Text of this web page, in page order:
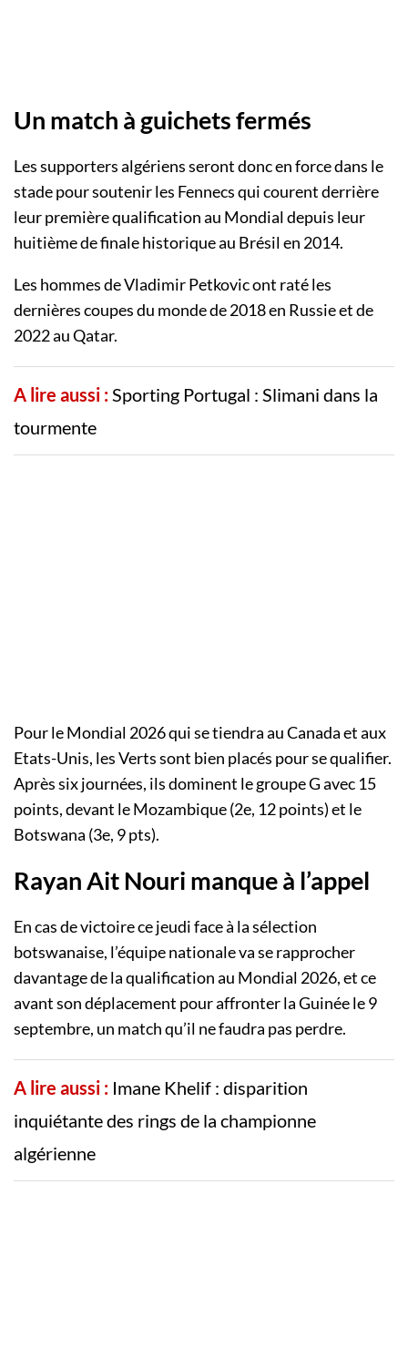
Un match à guichets fermés
Les supporters algériens seront donc en force dans le
stade pour soutenir les Fennecs qui courent derrière
leur première qualification au Mondial depuis leur
huitième de finale historique au Brésil en 2014.
Les hommes de Vladimir Petkovic ont raté les
dernières coupes du monde de 2018 en Russie et de
2022 au Qatar.
A lire aussi :Sporting Portugal : Slimani dans la
tourmente
Pour le Mondial 2026 qui se tiendra au Canada et aux
Etats-Unis, les Verts sont bien placés pour se qualifier.
Après six journées, ils dominent le groupe G avec 15
points, devant le Mozambique (2e, 12 points) et le
Botswana (3e, 9 pts).
Rayan Ait Nouri manque à l’appel
En cas de victoire ce jeudi face à la sélection
botswanaise, l’équipe nationale va se rapprocher
davantage de la qualification au Mondial 2026, et ce
avant son déplacement pour affronter la Guinée le 9
septembre, un match qu’il ne faudra pas perdre.
A lire aussi : Imane Khelif : disparition
inquiétante des rings de la championne
algérienne